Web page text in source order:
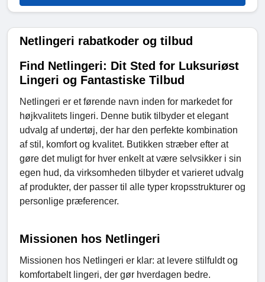
Netlingeri rabatkoder og tilbud
Find Netlingeri: Dit Sted for Luksuriøst
Lingeri og Fantastiske Tilbud
Netlingeri er et førende navn inden for markedet for
højkvalitets lingeri. Denne butik tilbyder et elegant
udvalg af undertøj, der har den perfekte kombination
af stil, komfort og kvalitet. Butikken stræber efter at
gøre det muligt for hver enkelt at være selvsikker i sin
egen hud, da virksomheden tilbyder et varieret udvalg
af produkter, der passer til alle typer kropsstrukturer og
personlige præferencer.
Missionen hos Netlingeri
Missionen hos Netlingeri er klar: at levere stilfuldt og
komfortabelt lingeri, der gør hverdagen bedre.